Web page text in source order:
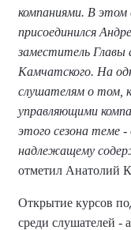
компаниями. В этом
присоединился
заместитель Главы
Камчатского. На
слушателям о том,
управляющими
этого сезона теме -
надлежащему
отметил Анатолий
Открытие курсов
среди слушателей -